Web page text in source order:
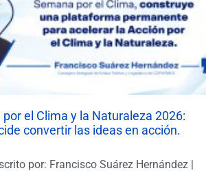
el Clima y la Naturaleza 2026:
convertir las ideas en acción.
por: Francisco Suárez Hernández |